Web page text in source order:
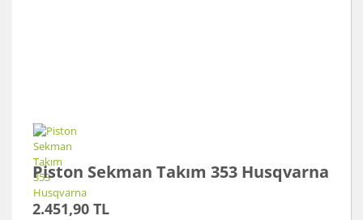
Piston Sekman Takım 353 Husqvarna
2.451,90 TL